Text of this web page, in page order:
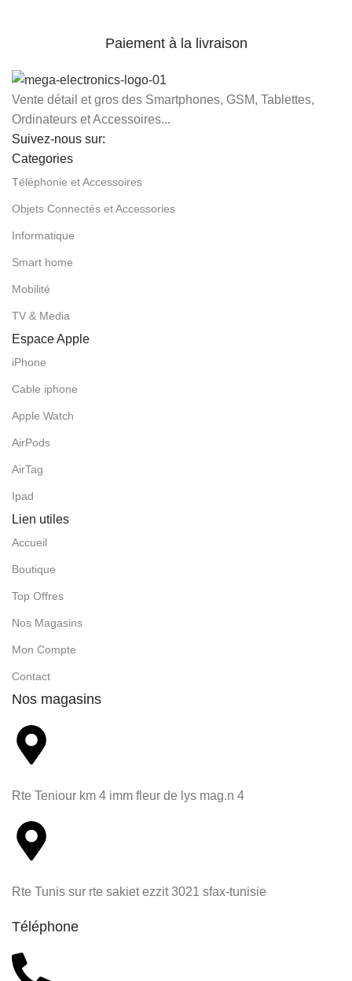
Paiement à la livraison
Vente détail et gros des Smartphones, GSM, Tablettes,
Ordinateurs et Accessoires...
Suivez-nous sur:
Categories
Téléphonie et Accessoires
Objets Connectés et Accessories
Informatique
Smart home
Mobilité
TV & Media
Espace Apple
iPhone
Cable iphone
Apple Watch
AirPods
AirTag
Ipad
Lien utiles
Accueil
Boutique
Top Offres
Nos Magasins
Mon Compte
Contact
Nos magasins
Rte Teniour km 4 imm fleur de lys mag.n 4
Rte Tunis sur rte sakiet ezzit 3021 sfax-tunisie
Téléphone